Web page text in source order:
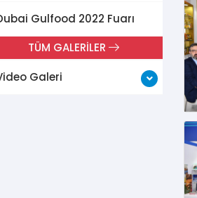
Gulfood 2022 Fuarı
TÜM GALERİLER
Galeri